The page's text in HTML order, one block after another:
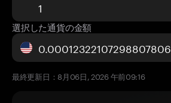
選択した通貨の金額
最終更新日：8月06日, 2026 午前09:16